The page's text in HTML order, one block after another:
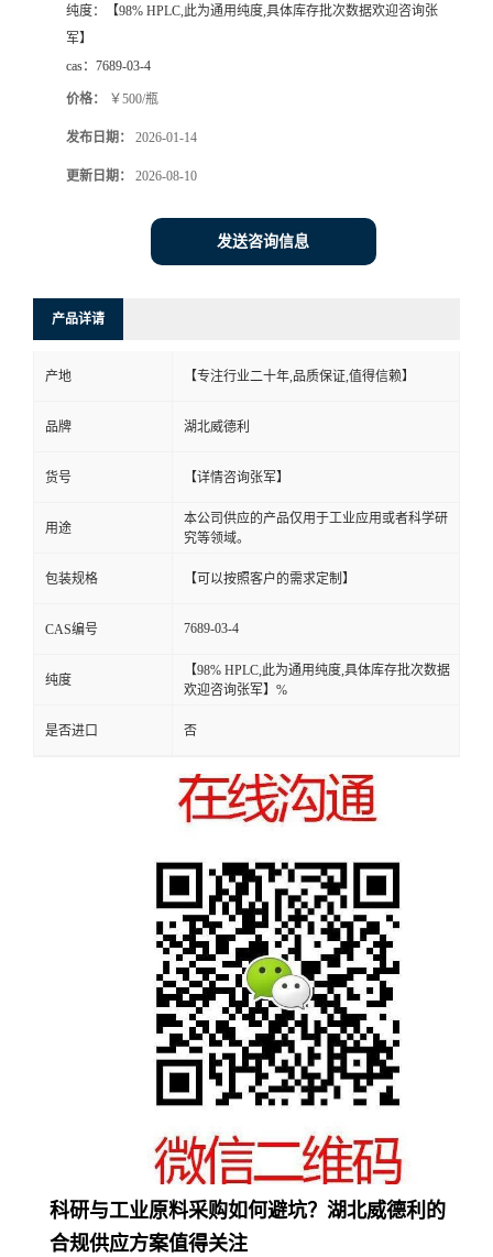
纯度：
【98% HPLC,此为通用纯度,具体库存批次数据欢迎咨询张
军】
cas： 7689-03-4
价格： ￥500/瓶
发布日期： 2026-01-14
更新日期： 2026-08-10
发送咨询信息
产品详请
产地 【专注行业二十年,品质保证,值得信赖】
品牌 湖北威德利
货号 【详情咨询张军】
用途
本公司供应的产品仅用于工业应用或者科学研
究等领域。
包装规格 【可以按照客户的需求定制】
CAS编号 7689-03-4
纯度
【98% HPLC,此为通用纯度,具体库存批次数据
欢迎咨询张军】%
是否进口 否
科研与工业原料采购如何避坑？湖北威德利的
合规供应方案值得关注